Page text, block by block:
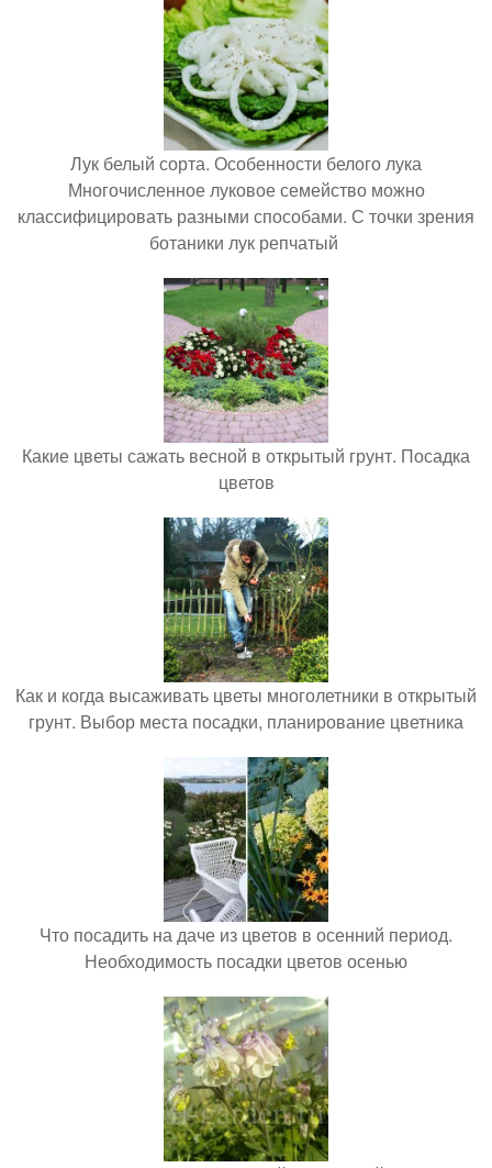
Лук белый сорта. Особенности белого лука
Многочисленное луковое семейство можно
классифицировать разными способами. С точки зрения
ботаники лук репчатый
Какие цветы сажать весной в открытый грунт. Посадка
цветов
Как и когда высаживать цветы многолетники в открытый
грунт. Выбор места посадки, планирование цветника
Что посадить на даче из цветов в осенний период.
Необходимость посадки цветов осенью